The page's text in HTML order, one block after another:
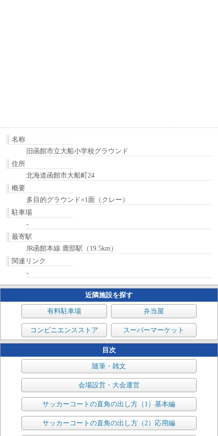
名称
旧函館市立大船小学校グラウンド
住所
北海道函館市大船町24
概要
多目的グラウンド×1面（クレー）
駐車場
-
最寄駅
JR函館本線 鹿部駅（19.5km）
関連リンク
-
近隣施設を探す
有料駐車場 弁当屋
コンビニエンスストア スーパーマーケット
目次
随筆・雑文
会場設営・大会運営
サッカーコートの直角の出し方（1）基本編
サッカーコートの直角の出し方（2）応用編